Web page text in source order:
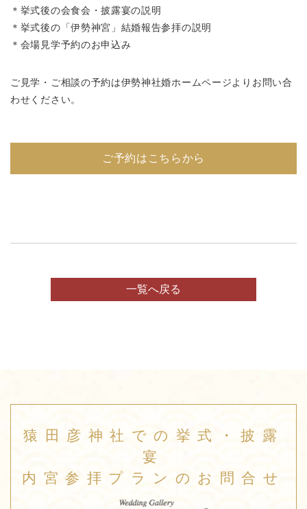
＊挙式後の会食会・披露宴の説明
＊挙式後の「伊勢神宮」結婚報告参拝の説明
＊会場見学予約のお申込み
ご見学・ご相談の予約は伊勢神社婚ホームページよりお問い合
わせください。
ご予約はこちらから
一覧へ戻る
猿田彦神社での挙式・披露
宴
内宮参拝プランのお問合せ